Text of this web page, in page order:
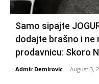
Samo sipajte
dodajte brašno i
prodavnicu: Skoro
Admir Demirovic - August 3,